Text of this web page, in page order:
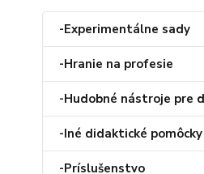
-Experimentálne sady
-Hranie na profesie
-Hudobné nástroje pre
-Iné didaktické pomôcky
-Príslušenstvo